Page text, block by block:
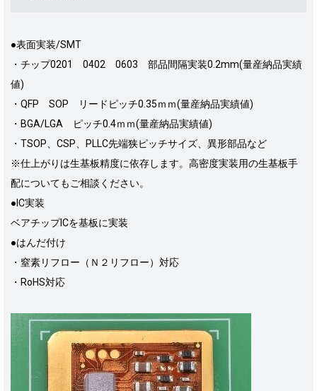
●表面実装/SMT
・チップ0201 0402 0603 部品間隔実装0.2mm(量産納品実績
値)
・QFP SOP リードピッチ0.35ｍｍ(量産納品実績値)
・BGA/LGA ピッチ0.4ｍｍ(量産納品実績値)
・TSOP、CSP、PLLC先端狭ピッチサイズ、異形部品など
※仕上がりは生基板精度に依存します。高密度実装用の生基板手
配についてもご相談ください。
●IC実装
ベアチップICを基板に実装
●はんだ付け
・窒素リフロー（Ｎ２リフロー）対応
・RoHS対応